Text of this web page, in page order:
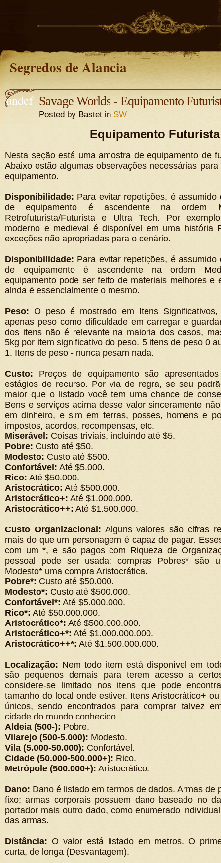
Segredos de Alancia
undef Savage Worlds - Equipamento
Posted by Bastet in SW
Equipamento Futurista
Nesta seção está uma amostra de equipamento de
Abaixo estão algumas observações necessárias
equipamento.
Disponibilidade: Para evitar repetições, é assumido
de equipamento é ascendente na ordem
Retrofuturista/Futurista e Ultra Tech. Por
moderno e medieval é disponível em uma história
exceções não apropriadas para o cenário.
Disponibilidade: Para evitar repetições, é assumido
de equipamento é ascendente na ordem
equipamento pode ser feito de materiais melhores e
ainda é essencialmente o mesmo.
Peso: O peso é mostrado em Itens
apenas peso como dificuldade em carregar e
dos itens não é relevante na maioria dos casos,
5kg por item significativo do peso. 5 itens de peso 0
1. Itens de peso - nunca pesam nada.
Custo: Preços de equipamento são
estágios de recurso. Por via de regra, se seu
maior que o listado você tem uma chance de
Bens e serviços acima desse valor sinceramente
em dinheiro, e sim em terras, posses, homens e
impostos, acordos, recompensas, etc.
Miserável: Coisas triviais, incluindo até $5.
Pobre: Custo até $50.
Modesto: Custo até $500.
Confortável: Até $5.000.
Rico: Até $50.000.
Aristocrático: Até $500.000.
Aristocrático+: Até $1.000.000.
Aristocrático++: Até $1.500.000.
Custo Organizacional: Alguns valores são cifras
mais do que um personagem é capaz de pagar.
com um *, e são pagos com Riqueza de
pessoal pode ser usada; compras Pobres* são
Modesto* uma compra Aristocrática.
Pobre*: Custo até $50.000.
Modesto*: Custo até $500.000.
Confortável*: Até $5.000.000.
Rico*: Até $50.000.000.
Aristocrático*: Até $500.000.000.
Aristocrático+*: Até $1.000.000.000.
Aristocrático++*: Até $1.500.000.000.
Localização: Nem todo item está disponível em
são pequenos demais para terem acesso a
considere-se limitado nos itens que pode
tamanho do local onde estiver. Itens Aristocrático+
únicos, sendo encontrados para comprar talvez
cidade do mundo conhecido.
Aldeia (500-): Pobre.
Vilarejo (500-5.000): Modesto.
Vila (5.000-50.000): Confortável.
Cidade (50.000-500.000+): Rico.
Metrópole (500.000+): Aristocrático.
Dano: Dano é listado em termos de dados. Armas de
fixo; armas corporais possuem dano baseado no
portador mais outro dado, como enumerado
das armas.
Distância: O valor está listado em metros. O
curta, de longa (Desvantagem).